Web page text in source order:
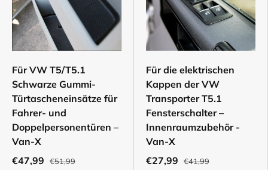
Für VW T5/T5.1
Schwarze Gummi-
Türtascheneinsätze für
Fahrer- und
Doppelpersonentüren –
Van-X
€47,99
€51,99
Für die elektrischen
Kappen der VW
Transporter T5.1
Fensterschalter –
Innenraumzubehör -
Van-X
€27,99
€41,99